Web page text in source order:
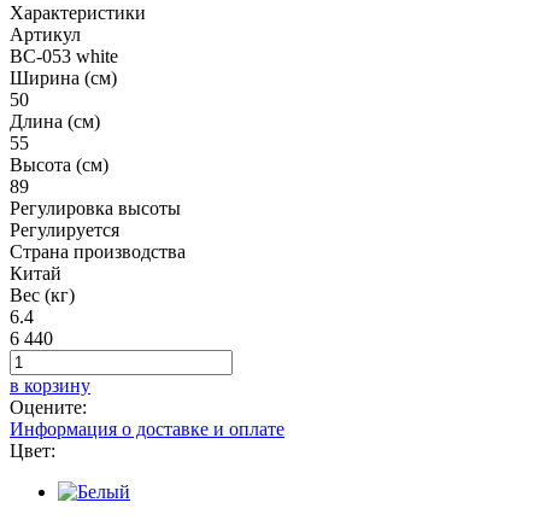
Характеристики
Артикул
BC-053 white
Ширина (см)
50
Длина (см)
55
Высота (см)
89
Регулировка высоты
Регулируется
Страна производства
Китай
Вес (кг)
6.4
6 440
в корзину
Оцените:
Информация о доставке и оплате
Цвет: